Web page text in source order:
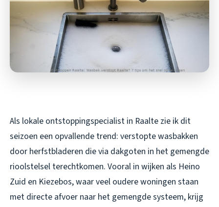
Als lokale ontstoppingspecialist in Raalte zie ik dit
seizoen een opvallende trend: verstopte wasbakken
door herfstbladeren die via dakgoten in het gemengde
rioolstelsel terechtkomen. Vooral in wijken als Heino
Zuid en Kiezebos, waar veel oudere woningen staan
met directe afvoer naar het gemengde systeem, krijg